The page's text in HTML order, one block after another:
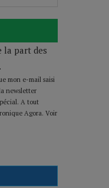
la part des
mon e-mail saisi
newsletter
A tout
Agora. Voir